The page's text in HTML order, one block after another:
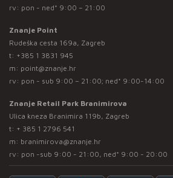
rv: pon - ned* 9:00 – 21:00
Znanje Point
Rudeška cesta 169a, Zagreb
t: +385 1 3831 945
m: point@znanje.hr
rv: pon - sub 9:00 – 21:00; ned* 9:00-14:00
Znanje Retail Park Branimirova
Ulica kneza Branimira 119b, Zagreb
t: + 385 1 2796 541
m: branimirova@znanje.hr
rv: pon -sub 9:00 - 21:00, ned* 9:00 - 20:00